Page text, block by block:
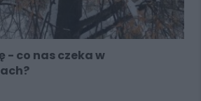
- co nas czeka w